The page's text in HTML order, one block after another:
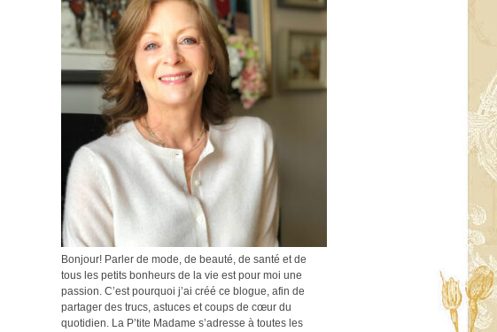
Bonjour! Parler de mode, de beauté, de santé et de
tous les petits bonheurs de la vie est pour moi une
passion. C’est pourquoi j’ai créé ce blogue, afin de
partager des trucs, astuces et coups de cœur du
quotidien. La P’tite Madame s’adresse à toutes les